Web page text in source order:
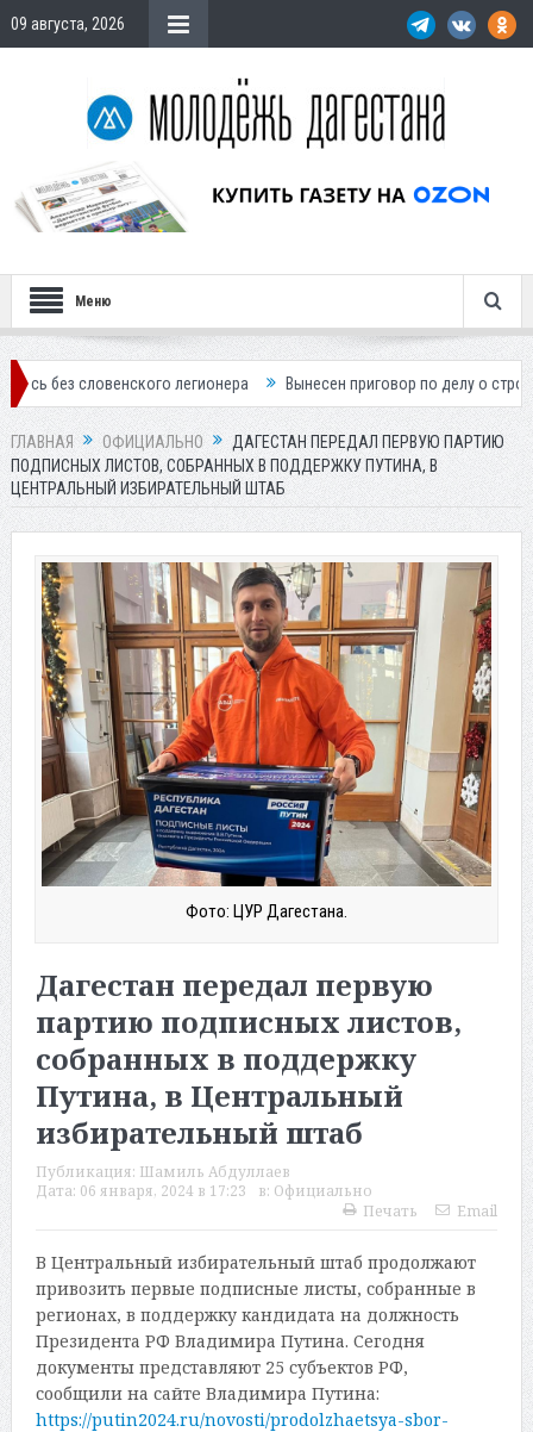
09 августа, 2026
Меню
легионера Вынесен приговор по делу о строительстве
ГЛАВНАЯ ОФИЦИАЛЬНО
ДАГЕСТАН ПЕРЕДАЛ ПЕРВУЮ ПАРТИЮ
ПОДПИСНЫХ ЛИСТОВ, СОБРАННЫХ В ПОДДЕРЖКУ ПУТИНА, В
ЦЕНТРАЛЬНЫЙ ИЗБИРАТЕЛЬНЫЙ ШТАБ
Фото: ЦУР Дагестана.
Дагестан передал первую
партию подписных листов,
собранных в поддержку
Путина, в Центральный
избирательный штаб
Публикация: Шамиль Абдуллаев
Дата: 06 января, 2024 в 17:23 в: Официально
Печать
Email
В Центральный избирательный штаб продолжают
привозить первые подписные листы, собранные в
регионах, в поддержку кандидата на должность
Президента РФ Владимира Путина. Сегодня
документы представляют 25 субъектов РФ,
сообщили на сайте Владимира Путина:
https://putin2024.ru/novosti/prodolzhaetsya-sbor-